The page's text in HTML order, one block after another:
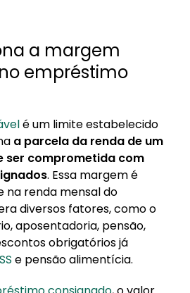
a margem
empréstimo
é um limite estabelecido
a parcela da renda de um
ser comprometida com
. Essa margem é
na renda mensal do
diversos fatores, como o
aposentadoria, pensão,
obrigatórios já
e pensão alimentícia.